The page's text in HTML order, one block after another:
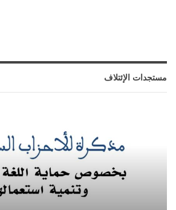
مستجدات الإئتلاف